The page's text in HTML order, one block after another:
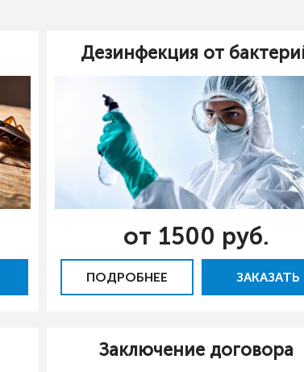
Дезинфекция от
от 1500 руб.
ПОДРОБНЕЕ ЗАКАЗАТЬ
Заключение договора